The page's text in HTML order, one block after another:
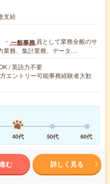
支給
・ 一般事務 員として業務全般のサ
業務、集計業務、データ…
/ 英語力不要
エントリー可能事務経験者大歓
40代 50代 60代
む 詳しく見る